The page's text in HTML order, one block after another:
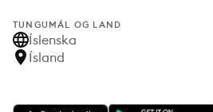
TUNGUMÁL OG LAND
Íslenska
Ísland